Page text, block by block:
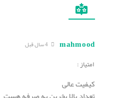
mahmood
امتیاز :
کیفیت عالی